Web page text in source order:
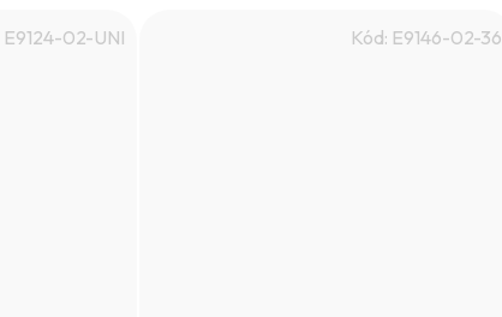
E9124-02-UNI Kód: E9146-02-36